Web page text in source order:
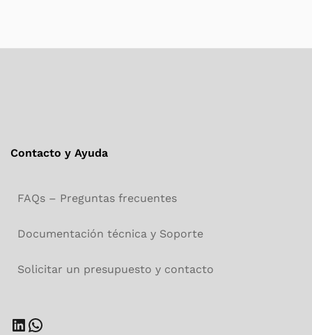
Contacto y Ayuda
FAQs – Preguntas frecuentes
Documentación técnica y Soporte
Solicitar un presupuesto y contacto
LinkedIn
WhatsApp